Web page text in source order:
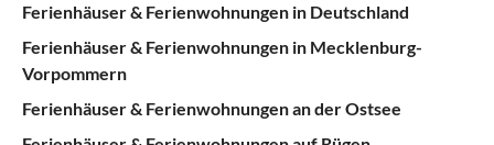
Ferienhäuser & Ferienwohnungen in Deutschland
Ferienhäuser & Ferienwohnungen in Mecklenburg-
Vorpommern
Ferienhäuser & Ferienwohnungen an der Ostsee